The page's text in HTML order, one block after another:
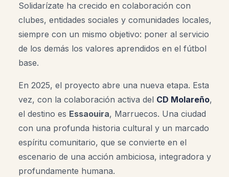
Solidarízate ha crecido en colaboración con
clubes, entidades sociales y comunidades locales,
siempre con un mismo objetivo: poner al servicio
de los demás los valores aprendidos en el fútbol
base.
En 2025, el proyecto abre una nueva etapa. Esta
vez, con la colaboración activa del CD Molareño,
el destino es Essaouira, Marruecos. Una ciudad
con una profunda historia cultural y un marcado
espíritu comunitario, que se convierte en el
escenario de una acción ambiciosa, integradora y
profundamente humana.